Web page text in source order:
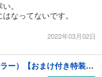
。
なってないです。
2022年03月02日
飢えた獣の手懐け方（フルカラー）【おまけ付き特装版】 2